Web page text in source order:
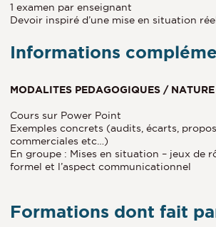
1 examen par enseignant
Devoir inspiré d’une mise en situation
Informations
MODALITES PEDAGOGIQUES / NATURE
Cours sur Power Point
Exemples concrets (audits, écarts,
commerciales etc…)
En groupe : Mises en situation – jeux de
formel et l’aspect communicationnel
Formations dont fait